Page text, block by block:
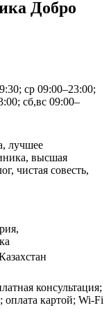
Добро
ср 09:00–23:00;
сб,вс 09:00–
лучшее
высшая
чистая совесть,
консультация;
оплата картой; Wi-Fi